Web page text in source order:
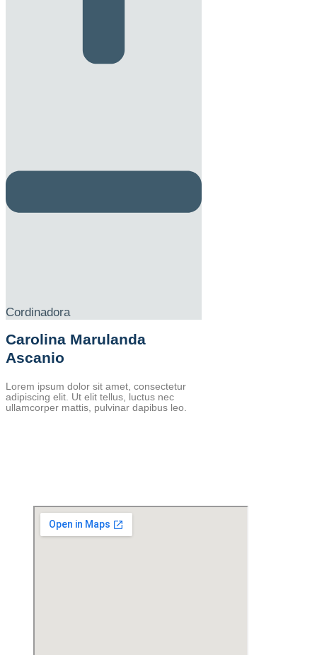
Cordinadora
Carolina Marulanda
Ascanio
Lorem ipsum dolor sit amet, consectetur
adipiscing elit. Ut elit tellus, luctus nec
ullamcorper mattis, pulvinar dapibus leo.